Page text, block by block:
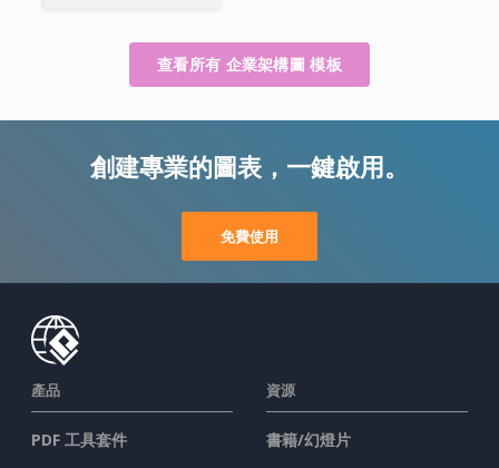
查看所有 企業架構圖 模板
創建專業的圖表，一鍵啟用。
免費使用
產品
PDF 工具套件
資源
書籍/幻燈片